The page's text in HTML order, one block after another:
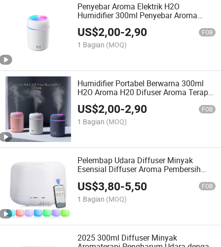
Penyebar Aroma Elektrik H2O
Humidifier 300ml Penyebar Aroma
Mobil Semprotan Kabut H20 Penyebar
Aroma Rumah
US$2,00-2,90 FOB
1 Bagian (MOQ)
Humidifier Portabel Berwarna 300ml
H2O Aroma H20 Difuser Aroma Terapi
Minyak Esensial Mobil Elektrik
US$2,00-2,90 FOB
1 Bagian (MOQ)
Pelembap Udara Diffuser Minyak
Esensial Diffuser Aroma Pembersih
US$3,80-5,50 FOB
1 Bagian (MOQ)
2025 300ml Diffuser Minyak